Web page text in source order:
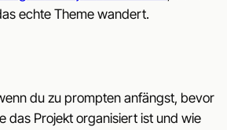
echte Theme wandert.
du zu prompten anfängst, bevor
das Projekt organisiert ist und wie